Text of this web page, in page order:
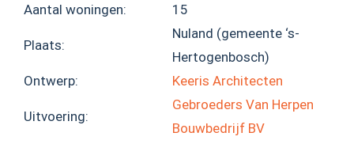
Aantal woningen:
15
Plaats:
Nuland (gemeente ‘s-
Hertogenbosch)
Ontwerp:
Keeris Architecten
Uitvoering:
Gebroeders Van Herpen
Bouwbedrijf BV